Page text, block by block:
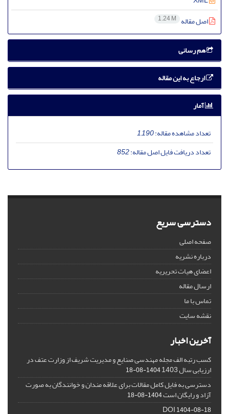
اصل مقاله 1.24 M
هم رسانی
ارجاع به این مقاله
آمار
تعداد مشاهده مقاله:1,190
تعداد دریافت فایل اصل مقاله:852
دسترسی سریع
صفحه اصلی
درباره نشریه
اعضای هیات تحریریه
ارسال مقاله
تماس با ما
نقشه سایت
آخرین اخبار
کسب رتبه الف مجله مهندسی صنایع و مدیریت شریف از وزارت عتف در
ارزیابی سال 1403 1404-08-18
دسترسی به فایل کامل مقالات برای علاقه مندان و خوانندگان به صورت
آزاد و رایگان است1404-08-18
DOI1404-08-18